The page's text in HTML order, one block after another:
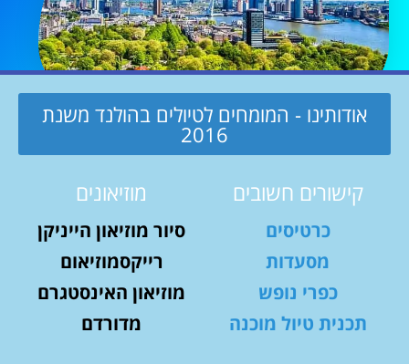
אודותינו - המומחים לטיולים בהולנד משנת
2016
קישורים חשובים
כרטיסים
מסעדות
כפרי נופש
תכנית טיול מוכנה
מוזיאונים
סיור מוזיאון הייניקן
רייקסמוזיאום
מוזיאון האינסטגרם
מדורדם